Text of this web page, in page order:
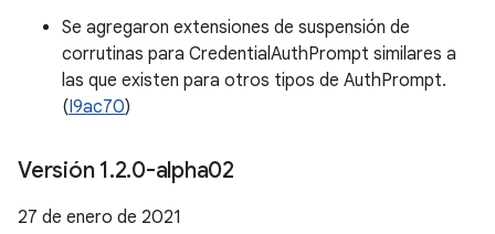
Se agregaron extensiones de suspensión de
corrutinas para CredentialAuthPrompt similares a
las que existen para otros tipos de AuthPrompt.
(I9ac70)
Versión 1.2.0-alpha02
27 de enero de 2021